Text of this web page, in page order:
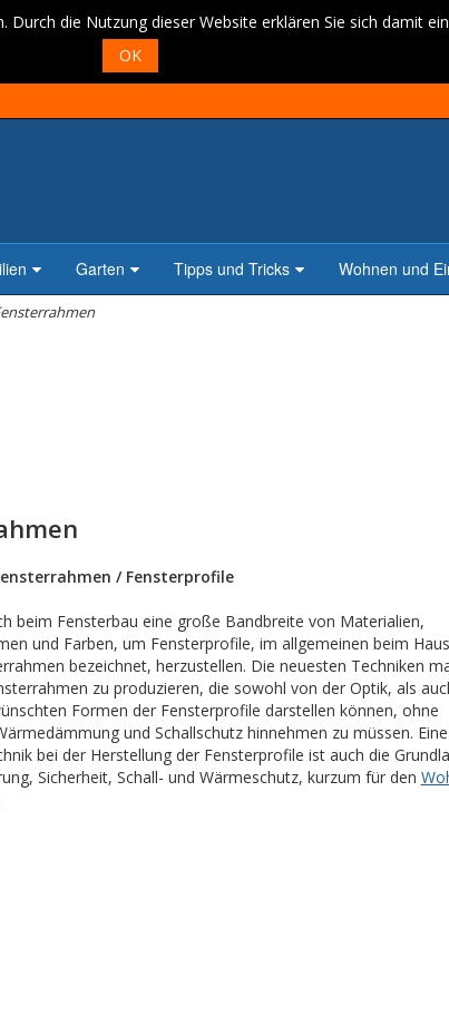
die Nutzung dieser Website erklären Sie sich damit
OK
Garten Tipps und Tricks Wohnen und
/ Fensterprofile
beim Fensterbau eine große Bandbreite von Materialien,
und Farben, um Fensterprofile, im allgemeinen beim
bezeichnet, herzustellen. Die neuesten Techniken
zu produzieren, die sowohl von der Optik, als
Formen der Fensterprofile darstellen können, ohne
und Schallschutz hinnehmen zu müssen. Eine
bei der Herstellung der Fensterprofile ist auch die
Sicherheit, Schall- und Wärmeschutz, kurzum für den